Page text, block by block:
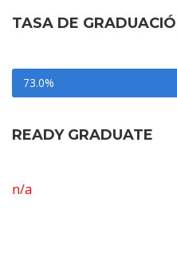
TASA DE
73.0%
READY GRADUATE
n/a